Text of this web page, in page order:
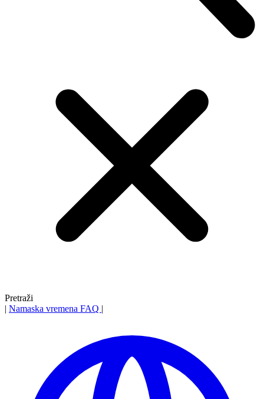
Pretraži
| Namaska vremena FAQ |